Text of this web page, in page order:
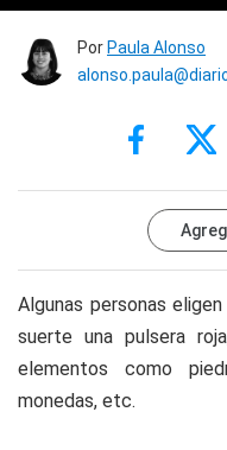
Por Paula Alonso
Algunas personas
suerte una pulsera
elementos como
monedas, etc.